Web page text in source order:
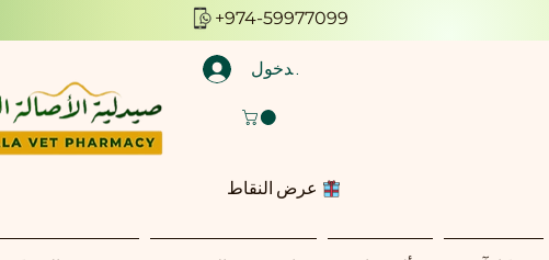
+974-59977099
تسجيل الدخول
عرض النقاط